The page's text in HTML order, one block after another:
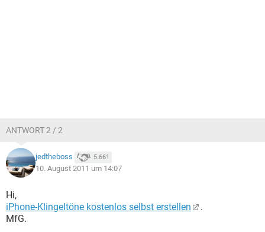
ANTWORT 2 / 2
jedtheboss 5.661
10. August 2011 um 14:07
Hi,
iPhone-Klingeltöne kostenlos selbst erstellen
.
MfG.